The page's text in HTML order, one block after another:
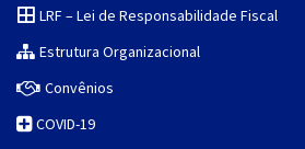
LRF – Lei de Responsabilidade Fiscal
Estrutura Organizacional
Convênios
COVID-19